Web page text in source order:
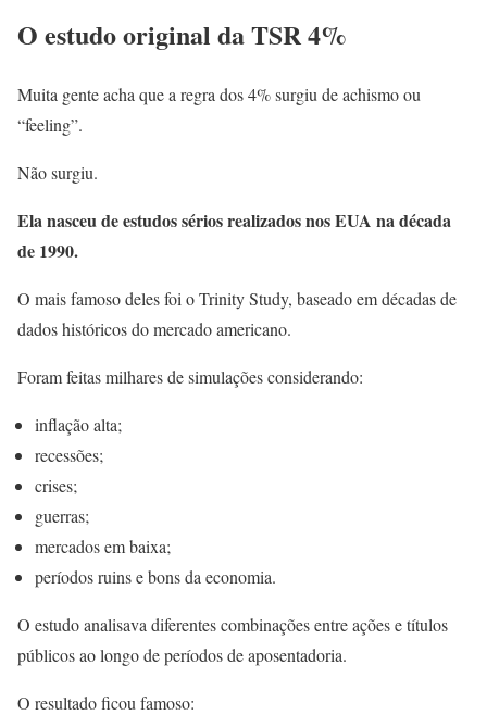
O estudo original da TSR 4%
Muita gente acha que a regra dos 4% surgiu de achismo ou
“feeling”.
Não surgiu.
Ela nasceu de estudos sérios realizados nos EUA na década
de 1990.
O mais famoso deles foi o Trinity Study, baseado em décadas de
dados históricos do mercado americano.
Foram feitas milhares de simulações considerando:
inflação alta;
recessões;
crises;
guerras;
mercados em baixa;
períodos ruins e bons da economia.
O estudo analisava diferentes combinações entre ações e títulos
públicos ao longo de períodos de aposentadoria.
O resultado ficou famoso: